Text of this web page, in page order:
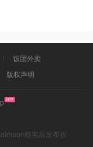
饭团外卖
版权声明
核实后发布折